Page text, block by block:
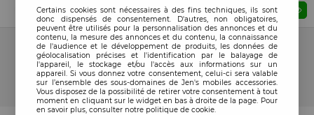
Prix : Veuillez vous connecter
16 articles sur 16
Certains cookies sont nécessaires à des fins techniques, ils sont
donc dispensés de consentement. D'autres, non obligatoires,
peuvent être utilisés pour la personnalisation des annonces et du
contenu, la mesure des annonces et du contenu, la connaissance
de l'audience et le développement de produits, les données de
géolocalisation précises et l'identification par le balayage de
l'appareil, le stockage et/ou l'accès aux informations sur un
appareil. Si vous donnez votre consentement, celui-ci sera valable
sur l’ensemble des sous-domaines de Jen's mobiles accessories.
Vous disposez de la possibilité de retirer votre consentement à tout
moment en cliquant sur le widget en bas à droite de la page. Pour
en savoir plus, consulter notre politique de cookie.